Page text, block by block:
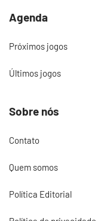
Agenda
Próximos jogos
Últimos jogos
Sobre nós
Contato
Quem somos
Política Editorial